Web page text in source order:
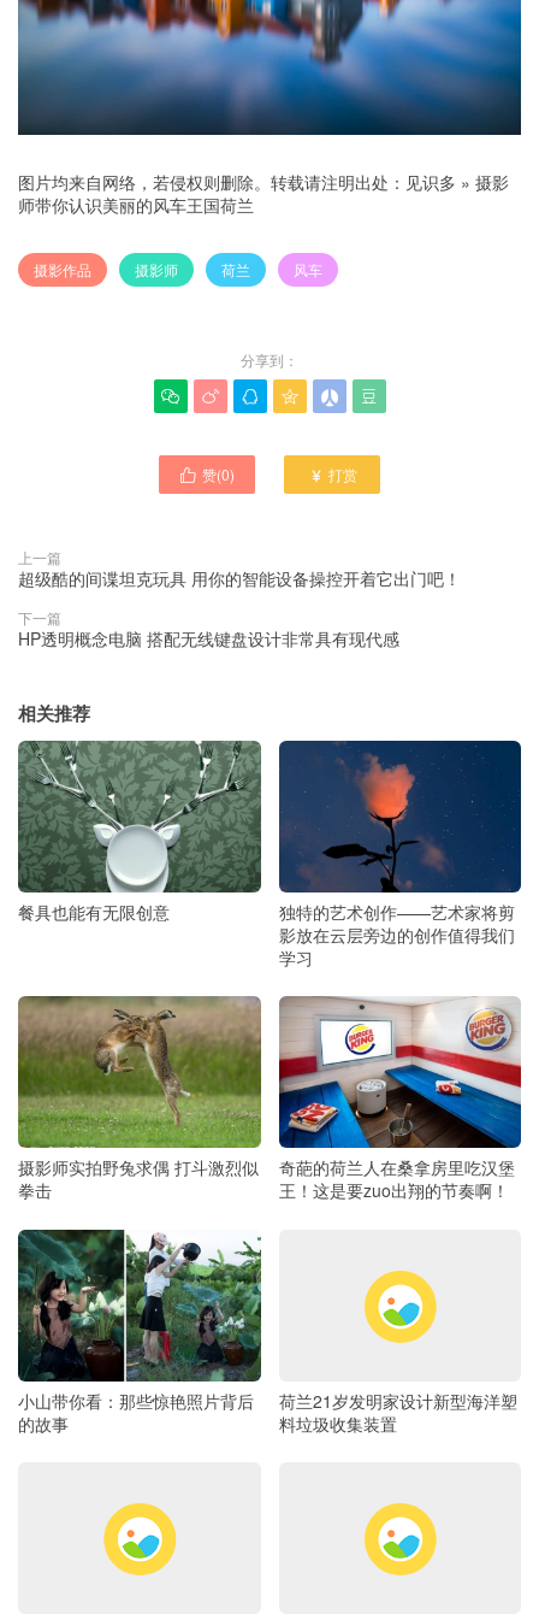
图片均来自网络，若侵权则删除。转载请注明出处： 见识多 » 摄影
师带你认识美丽的风车王国荷兰
摄影作品 摄影师 荷兰 风车
分享到：
     
 赞(0)  打赏
上一篇
超级酷的间谍坦克玩具 用你的智能设备操控开着它出门吧！
下一篇
HP透明概念电脑 搭配无线键盘设计非常具有现代感
相关推荐
餐具也能有无限创意
独特的艺术创作——艺术家将剪
影放在云层旁边的创作值得我们
学习
摄影师实拍野兔求偶 打斗激烈似
拳击
奇葩的荷兰人在桑拿房里吃汉堡
王！这是要zuo出翔的节奏啊！
小山带你看：那些惊艳照片背后
的故事
荷兰21岁发明家设计新型海洋塑
料垃圾收集装置